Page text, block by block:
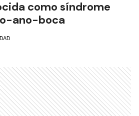
cuidados para
la enfermedad
como síndrome